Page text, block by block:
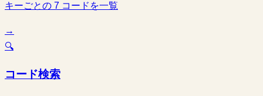
キーごとの 7 コードを一覧
→
🔍
コード検索